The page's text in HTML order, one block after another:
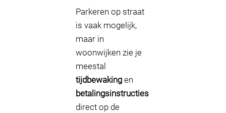
Parkeren op straat
is vaak mogelijk,
maar in
woonwijken zie je
meestal
tijdbewaking en
betalingsinstructies
direct op de